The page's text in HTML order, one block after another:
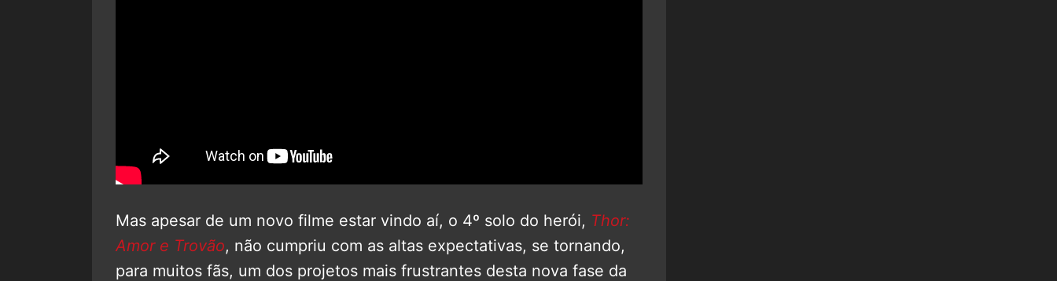
Mas apesar de um novo filme estar vindo aí, o 4º solo do herói, Thor:
Amor e Trovão, não cumpriu com as altas expectativas, se tornando,
para muitos fãs, um dos projetos mais frustrantes desta nova fase da